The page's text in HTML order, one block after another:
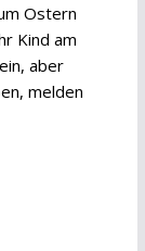
Ostern
Kind am
aber
melden